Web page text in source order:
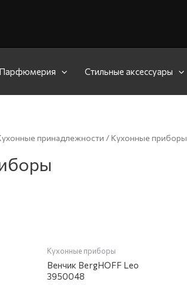
Парфюмерия Стильные аксессуары
принадлежности / Кухонные приборы
Кухонные приборы
Венчик BergHOFF Leo
3950048